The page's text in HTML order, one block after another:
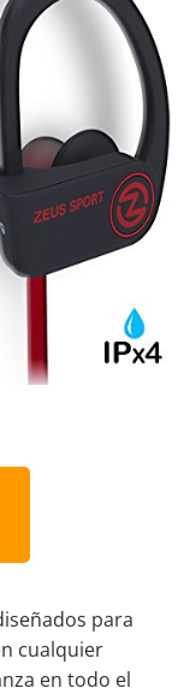
para
cualquier
en todo el